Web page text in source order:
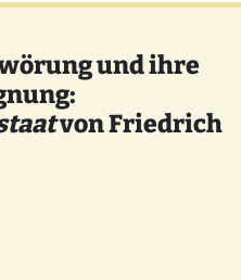
und ihre
von Friedrich